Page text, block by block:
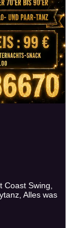
Coast Swing,
Alles was